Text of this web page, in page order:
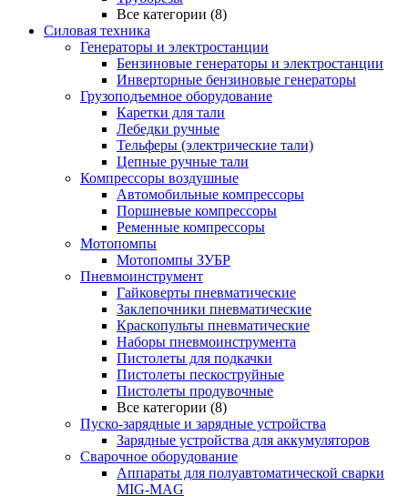
Все категории (8)
Силовая техника
Генераторы и электростанции
Бензиновые генераторы и электростанции
Инверторные бензиновые генераторы
Грузоподъемное оборудование
Каретки для тали
Лебедки ручные
Тельферы (электрические тали)
Цепные ручные тали
Компрессоры воздушные
Автомобильные компрессоры
Поршневые компрессоры
Ременные компрессоры
Мотопомпы
Мотопомпы ЗУБР
Пневмоинструмент
Гайковерты пневматические
Заклепочники пневматические
Краскопульты пневматические
Наборы пневмоинструмента
Пистолеты для подкачки
Пистолеты пескоструйные
Пистолеты продувочные
Все категории (8)
Пуско-зарядные и зарядные устройства
Зарядные устройства для аккумуляторов
Сварочное оборудование
Аппараты для полуавтоматической сварки
MIG-MAG